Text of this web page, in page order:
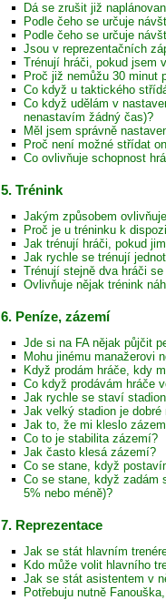
Dá se zrušit již
Podle čeho se určuje
Podle čeho se určuje
Jsou v reprezentačních
Trénují hráči, pokud jsem
Proč již nemůžu 30 minut
Co když u taktického
Co když udělám v
nenastavím žádný čas)?
Měl jsem správně
Proč není možné střídat
Co ovlivňuje schopnost
5. Trénink
Jakým způsobem
Proč je u tréninku k
Jak trénují hráči, pokud
Jak rychle se trénují
Trénují stejně dva hráči
Ovlivňuje nějak trénink
6. Peníze, zázemí
Jde si na FA nějak půjčit
Mohu jinému manažerovi
Když prodám hráče, kdy
Co když prodávám hráče
Jak rychle se staví
Jak velký stadion je dobré
Jak to, že mi kleslo
Co to je stabilita zázemí?
Jak často klesá zázemí?
Co se stane, když
Co se stane, když zadám
5% nebo méně)?
7. Reprezentace
Jak se stát hlavním
Kdo může volit hlavního
Jak se stát asistentem v
Potřebuju nutně